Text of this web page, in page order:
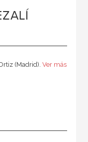
(Madrid). Ver más